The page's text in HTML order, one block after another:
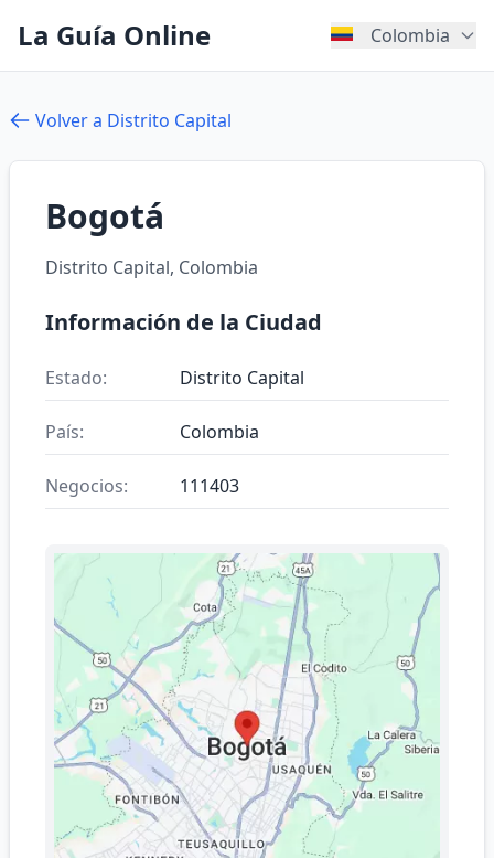
La Guía Online Colombia
Volver a Distrito Capital
Bogotá
Distrito Capital, Colombia
Información de la Ciudad
Estado: Distrito Capital
País: Colombia
Negocios: 111403